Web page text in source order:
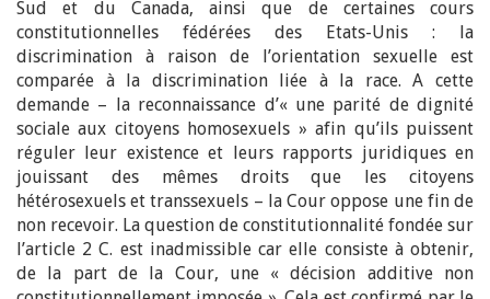
Sud et du Canada, ainsi que de certaines cours
constitutionnelles fédérées des Etats-Unis : la
discrimination à raison de l’orientation sexuelle est
comparée à la discrimination liée à la race. A cette
demande – la reconnaissance d’« une parité de dignité
sociale aux citoyens homosexuels » afin qu’ils puissent
réguler leur existence et leurs rapports juridiques en
jouissant des mêmes droits que les citoyens
hétérosexuels et transsexuels – la Cour oppose une fin de
non recevoir. La question de constitutionnalité fondée sur
l’article 2 C. est inadmissible car elle consiste à obtenir,
de la part de la Cour, une « décision additive non